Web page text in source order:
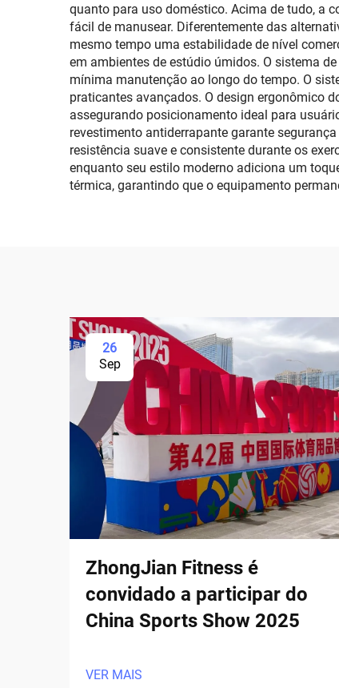
quanto para uso doméstico. Acima de tudo, a
fácil de manusear. Diferentemente das
mesmo tempo uma estabilidade de nível
em ambientes de estúdio úmidos. O sistema
mínima manutenção ao longo do tempo. O
praticantes avançados. O design ergonômico
assegurando posicionamento ideal para
revestimento antiderrapante garante
resistência suave e consistente durante os
enquanto seu estilo moderno adiciona um
térmica, garantindo que o equipamento
26
Sep
ZhongJian Fitness é
convidado a participar do
China Sports Show 2025
VER MAIS